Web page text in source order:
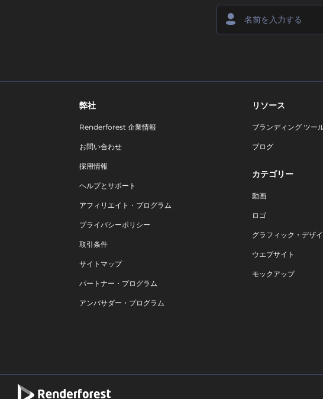
弊社
Renderforest 企業情報
お問い合わせ
採用情報
ヘルプとサポート
アフィリエイト・プログラム
プライバシーポリシー
取引条件
サイトマップ
パートナー・プログラム
アンバサダー・プログラム
リソース
ブランディング ツー
ブログ
カテゴリー
動画
ロゴ
グラフィック・デザ
ウエブサイト
モックアップ